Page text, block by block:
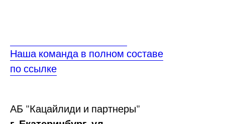
Наша команда в полном составе
по ссылке
АБ "Кацайлиди и партнеры"